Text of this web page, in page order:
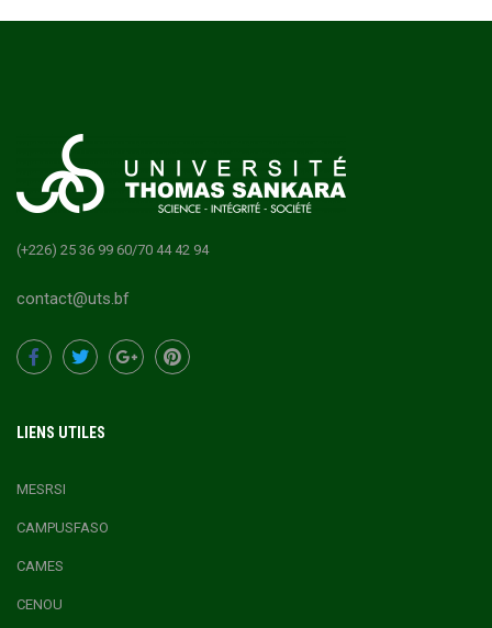
(+226) 25 36 99 60/70 44 42 94
contact@uts.bf
LIENS UTILES
MESRSI
CAMPUSFASO
CAMES
CENOU